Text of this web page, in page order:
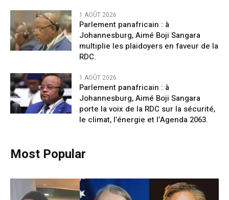
1 AOÛT 2026
Parlement panafricain : à
Johannesburg, Aimé Boji Sangara
multiplie les plaidoyers en faveur de la
RDC.
1 AOÛT 2026
Parlement panafricain : à
Johannesburg, Aimé Boji Sangara
porte la voix de la RDC sur la sécurité,
le climat, l’énergie et l’Agenda 2063.
Most Popular